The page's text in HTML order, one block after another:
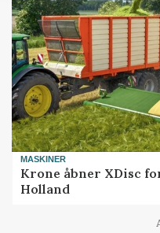
MASKINER
Krone åbner XDisc
Holland